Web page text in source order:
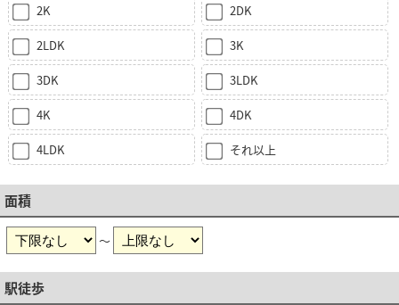
2K 2DK
2LDK 3K
3DK 3LDK
4K 4DK
4LDK それ以上
面積
～
駅徒歩